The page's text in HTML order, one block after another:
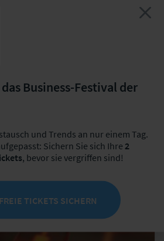
Fr, 09.10.2026
Business-Festival der
und Trends an nur einem Tag.
Sichern Sie sich Ihre 2
, bevor sie vergriffen sind!
TICKETS SICHERN